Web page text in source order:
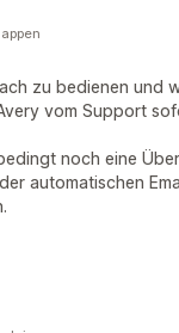
zu bedienen und
vom Support
noch eine
automatischen